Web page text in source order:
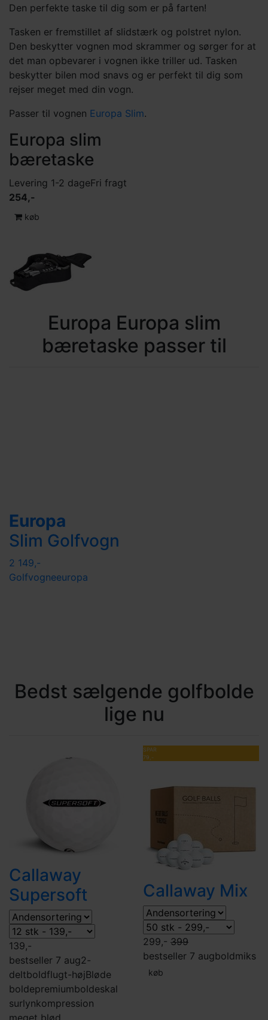
Den perfekte taske til dig som er på farten!
Tasken er fremstillet af slidstærk og polstret nylon.
Den beskytter vognen mod skrammer og sørger for at
det man opbevarer i vognen ikke triller ud. Tasken
beskytter bilen mod snavs og er perfekt til dig som
rejser meget med din vogn.
Passer til vognen Europa Slim.
Europa slim
bæretaske
Levering 1-2 dageFri fragt
254,-
køb
Europa Europa slim
bæretaske passer til
Europa
Slim Golfvogn
2 149,-
Golfvogneeuropa
Bedst sælgende golfbolde
lige nu
Callaway
Supersoft
139,-
bestseller 7 aug2-
deltboldflugt-højBløde
boldepremiumboldeskal
surlynkompression
meget blød
SPAR
79,-
Callaway Mix
299,- 399
bestseller 7 augboldmiks
køb